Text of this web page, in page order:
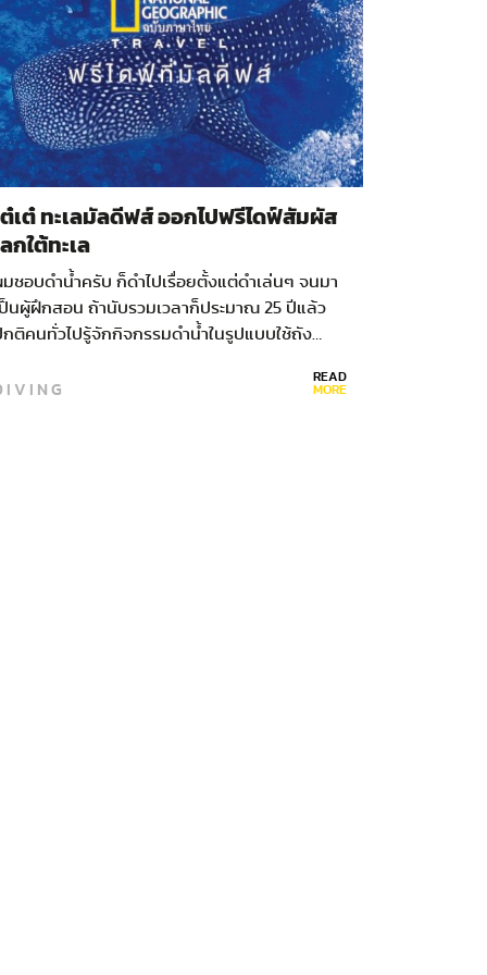
ต๋เต๋ ทะเลมัลดีฟส์ ออกไปฟรีไดฟ์สัมผัส
กใต้ทะเล
ชอบดำน้ำครับ ก็ดำไปเรื่อยตั้งแต่ดำเล่นๆ จนมา
นผู้ฝึกสอน ถ้านับรวมเวลาก็ประมาณ 25 ปีแล้ว
ติคนทั่วไปรู้จักกิจกรรมดำน้ำในรูปแบบใช้ถัง…
READ
MORE